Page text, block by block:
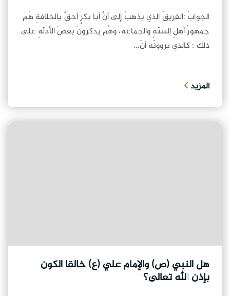
الجوابُ :الفريقُ الذي يذهبُ إلى أنَّ أبا بكرٍ أحقُّ بالخلافةِ هُم
جمهورُ أهلِ السنّةِ والجماعة، وهُم يذكرونَ بعضَ الأدلّةِ على
ذلك : كالذي يروونَه أنَ...
المزيد
هل النبي (ص) والإمام علي (ع) خالقا الكون
بإذن الله تعالى؟